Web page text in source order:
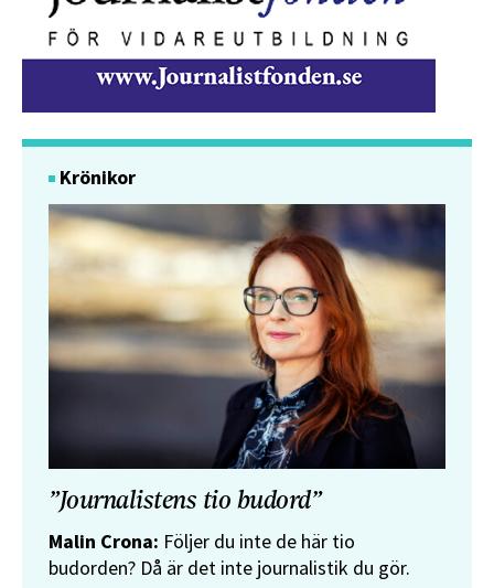
Krönikor
”Journalistens tio budord”
Malin Crona: Följer du inte de här tio
budorden? Då är det inte journalistik du gör.